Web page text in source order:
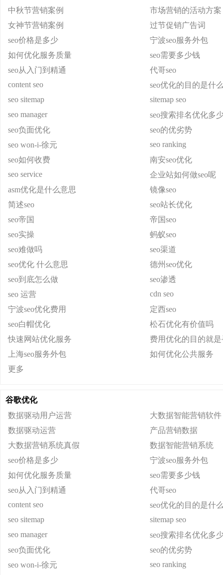
中秋节营销案例
市场营销的活动方案
女神节营销案例
过节促销广告词
seo价格是多少
宁波seo服务外包
如何优化服务质量
seo需要多少钱
seo从入门到精通
代哥seo
content seo
seo优化的目的是什
seo sitemap
sitemap seo
seo manager
seo搜索排名优化多
seo负面优化
seo的优劣势
seo won-i-徐元
seo ranking
seo如何收费
南安seo优化
seo service
企业站如何做seo呢
asm优化是什么意思
镜像seo
简述seo
seo站长优化
seo帝国
帝国seo
seo实操
蚂蚁seo
seo难做吗
seo渠道
seo优化 什么意思
德州seo优化
seo到底怎么做
seo渗透
seo 运营
cdn seo
宁波seo优化费用
定西seo
seo白帽优化
松石优化有价值吗
快速网站优化服务
费用优化的目的就
上海seo服务外包
如何优化公共服务
更多
谷歌优化
数据驱动用户运营
大数据智能营销软件
数据驱动运营
产品营销数据
大数据营销系统真假
数据智能营销系统
seo价格是多少
宁波seo服务外包
如何优化服务质量
seo需要多少钱
seo从入门到精通
代哥seo
content seo
seo优化的目的是什
seo sitemap
sitemap seo
seo manager
seo搜索排名优化多
seo负面优化
seo的优劣势
seo won-i-徐元
seo ranking